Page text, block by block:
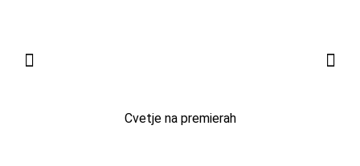
Cvetje na premierah